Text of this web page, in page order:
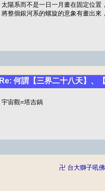
太陽系而不是一日一月畫在固定位
將整個銀河系的螺旋的意象有畫出來
Re: 何謂【三界二十八天】、
宇宙觀=塔吉鍋
卍 台大獅子吼